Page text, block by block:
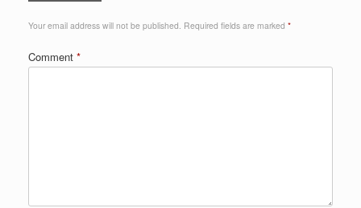
Your email address will not be published. Required fields are marked *
Comment *